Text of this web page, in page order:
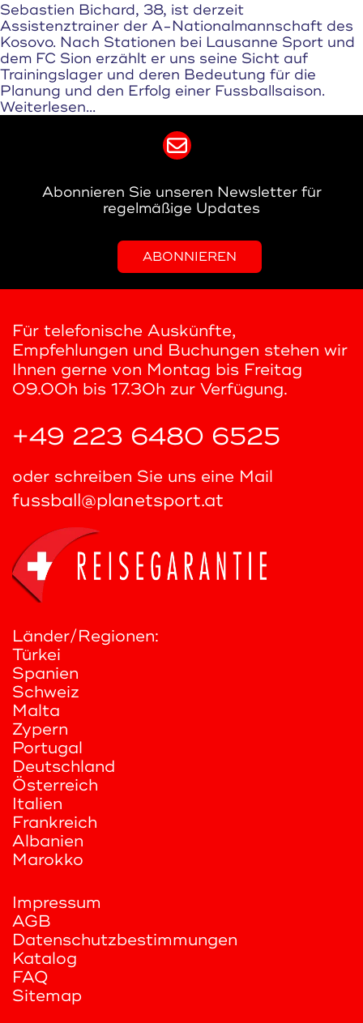
Sebastien Bichard, 38, ist derzeit
Assistenztrainer der A-Nationalmannschaft des
Kosovo. Nach Stationen bei Lausanne Sport und
dem FC Sion erzählt er uns seine Sicht auf
Trainingslager und deren Bedeutung für die
Planung und den Erfolg einer Fussballsaison.
Weiterlesen...
Abonnieren Sie unseren Newsletter für
regelmäßige Updates
ABONNIEREN
Für telefonische Auskünfte,
Empfehlungen und Buchungen stehen wir
Ihnen gerne von Montag bis Freitag
09.00h bis 17.30h zur Verfügung.
+49 223 6480 6525
oder schreiben Sie uns eine Mail
fussball@planetsport.at
Länder/Regionen:
Türkei
Spanien
Schweiz
Malta
Zypern
Portugal
Deutschland
Österreich
Italien
Frankreich
Albanien
Marokko
Impressum
AGB
Datenschutzbestimmungen
Katalog
FAQ
Sitemap